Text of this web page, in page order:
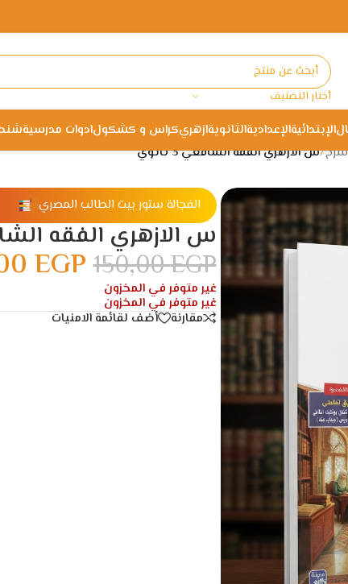
أختار التصنيف
الإبتدائيةالإعداديةالثانويةازهريكراس و كشكولادوات مدرسية
شرح/س الازهري الفقه الشافعي 3 ثانوي
الفجالة ستور بيت الطالب المصري
س الازهري الفقه الشافعي
150,00EGP
EGP
غير متوفر في المخزون
غير متوفر في المخزون
مقارنة
أضف لقائمة الامنيات